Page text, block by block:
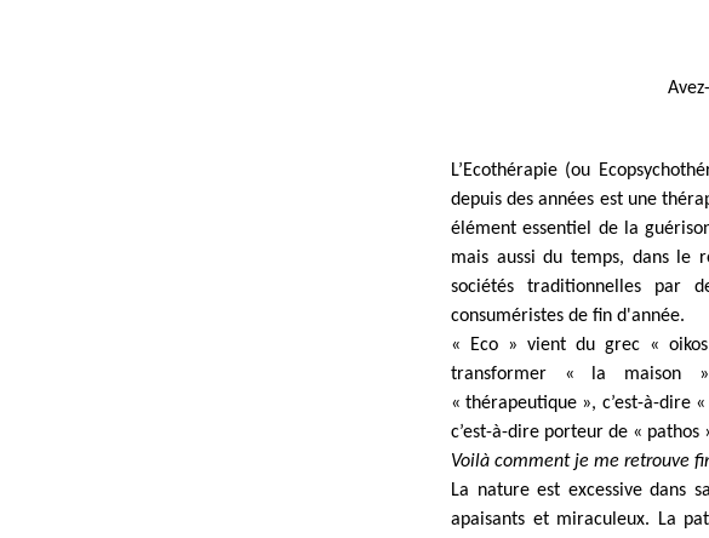
L’Ecothérapie (ou
depuis des années est une
élément essentiel de la
mais aussi du temps, dans le
sociétés traditionnelles par
consuméristes de fin d'année.
« Eco » vient du grec «
transformer « la maison
« thérapeutique », c’est-à-dire
c’est-à-dire porteur de « pathos
Voilà comment je me retrouve
La nature est excessive dans
apaisants et miraculeux. La